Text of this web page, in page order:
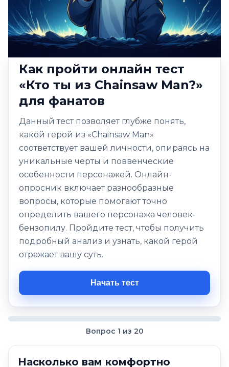
Как пройти онлайн тест
«Кто ты из Chainsaw Man?»
для фанатов
Данный тест позволяет глубже понять,
какой герой из «Chainsaw Man»
соответствует вашей личности, опираясь на
уникальные черты и поввенческие
особенности персонажей. Онлайн-
опросник включает разнообразные
вопросы, которые помогают точно
определить вашего персонажа человек-
бензопилу. Пройдите тест, чтобы получить
подробный анализ и узнать, какой герой
отражает вашу суть.
Начать тест
Вопрос 1 из 20
Насколько вам комфортно